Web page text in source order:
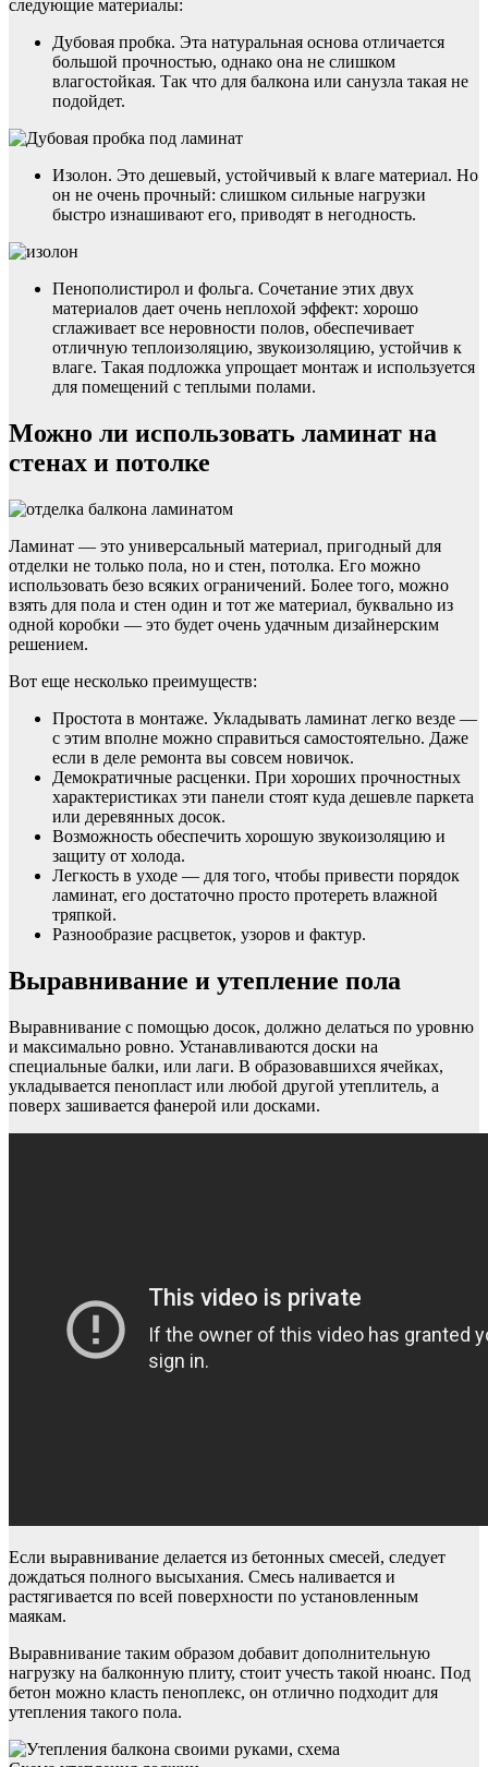
следующие материалы:
Дубовая пробка. Эта натуральная основа отличается
большой прочностью, однако она не слишком
влагостойкая. Так что для балкона или санузла такая не
подойдет.
Изолон. Это дешевый, устойчивый к влаге материал. Но
он не очень прочный: слишком сильные нагрузки
быстро изнашивают его, приводят в негодность.
Пенополистирол и фольга. Сочетание этих двух
материалов дает очень неплохой эффект: хорошо
сглаживает все неровности полов, обеспечивает
отличную теплоизоляцию, звукоизоляцию, устойчив к
влаге. Такая подложка упрощает монтаж и используется
для помещений с теплыми полами.
Можно ли использовать ламинат на
стенах и потолке
Ламинат — это универсальный материал, пригодный для
отделки не только пола, но и стен, потолка. Его можно
использовать безо всяких ограничений. Более того, можно
взять для пола и стен один и тот же материал, буквально из
одной коробки — это будет очень удачным дизайнерским
решением.
Вот еще несколько преимуществ:
Простота в монтаже. Укладывать ламинат легко везде —
с этим вполне можно справиться самостоятельно. Даже
если в деле ремонта вы совсем новичок.
Демократичные расценки. При хороших прочностных
характеристиках эти панели стоят куда дешевле паркета
или деревянных досок.
Возможность обеспечить хорошую звукоизоляцию и
защиту от холода.
Легкость в уходе — для того, чтобы привести порядок
ламинат, его достаточно просто протереть влажной
тряпкой.
Разнообразие расцветок, узоров и фактур.
Выравнивание и утепление пола
Выравнивание с помощью досок, должно делаться по уровню
и максимально ровно. Устанавливаются доски на
специальные балки, или лаги. В образовавшихся ячейках,
укладывается пенопласт или любой другой утеплитель, а
поверх зашивается фанерой или досками.
Если выравнивание делается из бетонных смесей, следует
дождаться полного высыхания. Смесь наливается и
растягивается по всей поверхности по установленным
маякам.
Выравнивание таким образом добавит дополнительную
нагрузку на балконную плиту, стоит учесть такой нюанс. Под
бетон можно класть пеноплекс, он отлично подходит для
утепления такого пола.